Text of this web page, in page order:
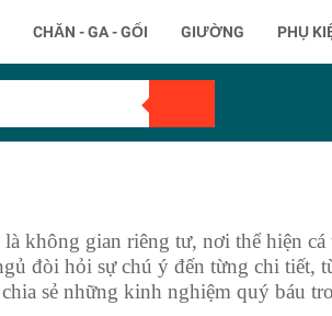
CHĂN - GA - GỐI GIƯỜNG PHỤ
không gian riêng tư, nơi thể hiện
đòi hỏi sự chú ý đến từng chi tiết,
sẻ những kinh nghiệm quý báu